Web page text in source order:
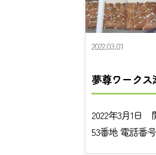
2022.03.01
夢尊ワーク
2022年3月1日
53番地 電話番